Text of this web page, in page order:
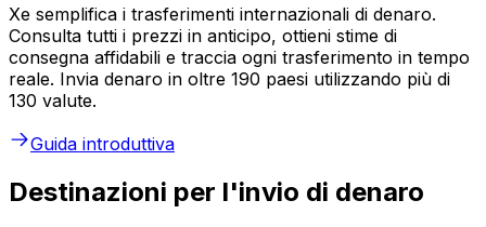
Xe semplifica i trasferimenti internazionali di denaro.
Consulta tutti i prezzi in anticipo, ottieni stime di
consegna affidabili e traccia ogni trasferimento in tempo
reale. Invia denaro in oltre 190 paesi utilizzando più di
130 valute.
Guida introduttiva
Destinazioni per l'invio di denaro